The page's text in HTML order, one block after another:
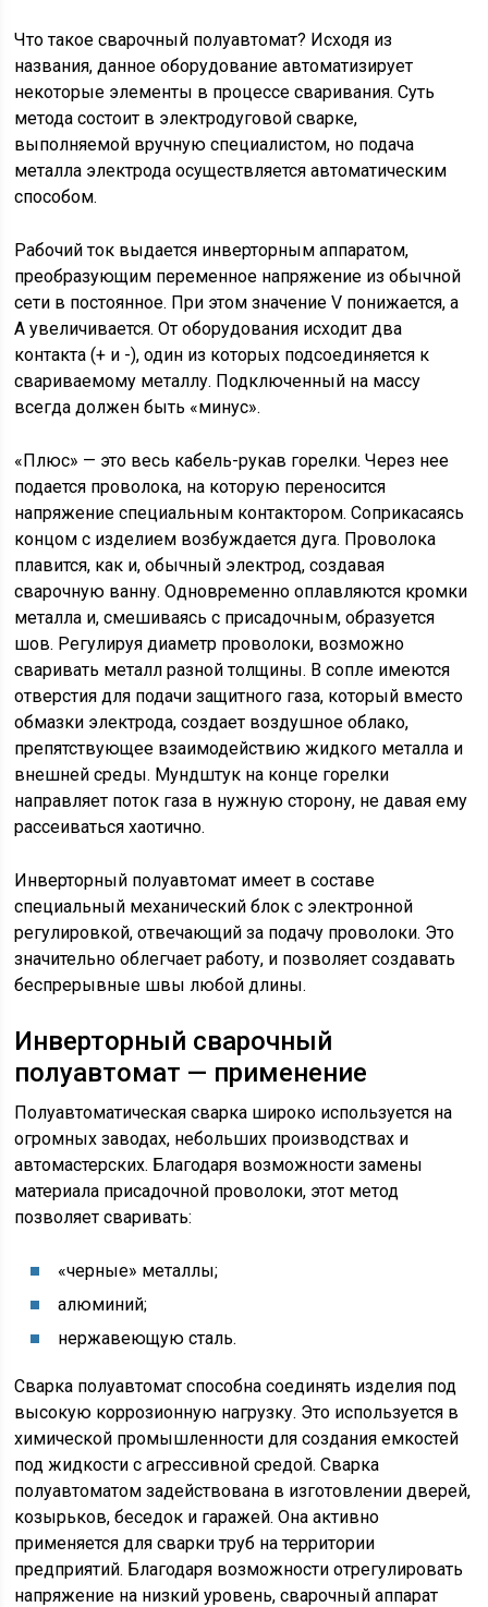
Что такое сварочный полуавтомат? Исходя из
названия, данное оборудование автоматизирует
некоторые элементы в процессе сваривания. Суть
метода состоит в электродуговой сварке,
выполняемой вручную специалистом, но подача
металла электрода осуществляется автоматическим
способом.
Рабочий ток выдается инверторным аппаратом,
преобразующим переменное напряжение из обычной
сети в постоянное. При этом значение V понижается, а
А увеличивается. От оборудования исходит два
контакта (+ и -), один из которых подсоединяется к
свариваемому металлу. Подключенный на массу
всегда должен быть «минус».
«Плюс» — это весь кабель-рукав горелки. Через нее
подается проволока, на которую переносится
напряжение специальным контактором. Соприкасаясь
концом с изделием возбуждается дуга. Проволока
плавится, как и, обычный электрод, создавая
сварочную ванну. Одновременно оплавляются кромки
металла и, смешиваясь с присадочным, образуется
шов. Регулируя диаметр проволоки, возможно
сваривать металл разной толщины. В сопле имеются
отверстия для подачи защитного газа, который вместо
обмазки электрода, создает воздушное облако,
препятствующее взаимодействию жидкого металла и
внешней среды. Мундштук на конце горелки
направляет поток газа в нужную сторону, не давая ему
рассеиваться хаотично.
Инверторный полуавтомат имеет в составе
специальный механический блок с электронной
регулировкой, отвечающий за подачу проволоки. Это
значительно облегчает работу, и позволяет создавать
беспрерывные швы любой длины.
Инверторный сварочный
полуавтомат — применение
Полуавтоматическая сварка широко используется на
огромных заводах, небольших производствах и
автомастерских. Благодаря возможности замены
материала присадочной проволоки, этот метод
позволяет сваривать:
«черные» металлы;
алюминий;
нержавеющую сталь.
Сварка полуавтомат способна соединять изделия под
высокую коррозионную нагрузку. Это используется в
химической промышленности для создания емкостей
под жидкости с агрессивной средой. Сварка
полуавтоматом задействована в изготовлении дверей,
козырьков, беседок и гаражей. Она активно
применяется для сварки труб на территории
предприятий. Благодаря возможности отрегулировать
напряжение на низкий уровень, сварочный аппарат